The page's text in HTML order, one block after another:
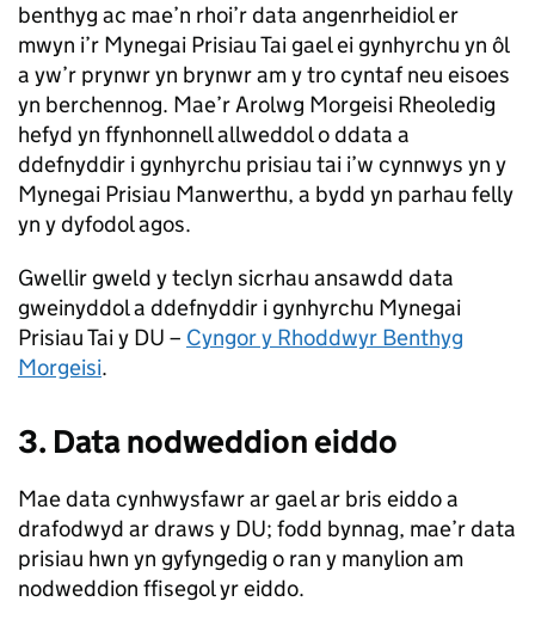
benthyg ac mae’n rhoi’r data angenrheidiol er
mwyn i’r Mynegai Prisiau Tai gael ei gynhyrchu yn ôl
a yw’r prynwr yn brynwr am y tro cyntaf neu eisoes
yn berchennog. Mae’r Arolwg Morgeisi Rheoledig
hefyd yn ffynhonnell allweddol o ddata a
ddefnyddir i gynhyrchu prisiau tai i’w cynnwys yn y
Mynegai Prisiau Manwerthu, a bydd yn parhau felly
yn y dyfodol agos.
Gwellir gweld y teclyn sicrhau ansawdd data
gweinyddol a ddefnyddir i gynhyrchu Mynegai
Prisiau Tai y DU – Cyngor y Rhoddwyr Benthyg
Morgeisi.
3. Data nodweddion eiddo
Mae data cynhwysfawr ar gael ar bris eiddo a
drafodwyd ar draws y DU; fodd bynnag, mae’r data
prisiau hwn yn gyfyngedig o ran y manylion am
nodweddion ffisegol yr eiddo.